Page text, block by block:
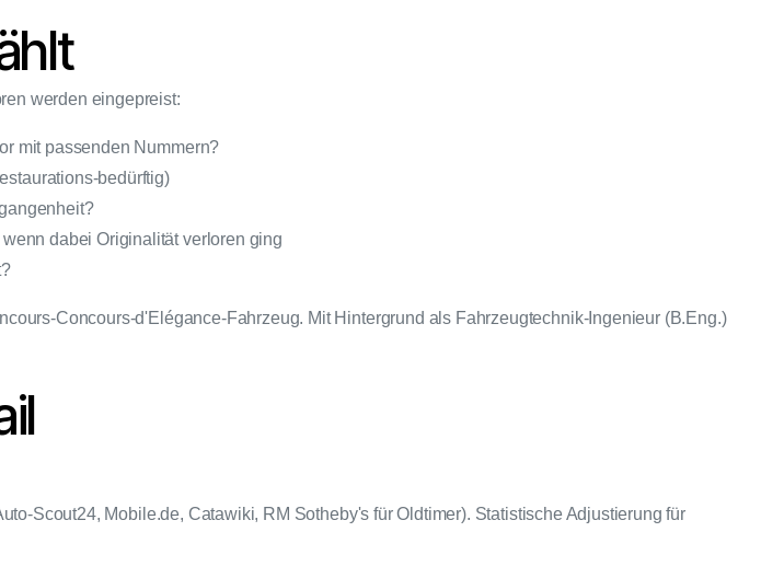
werden eingepreist:
mit passenden Nummern?
bedürftig)
dabei Originalität verloren ging
Concours-d'Elégance-Fahrzeug. Mit Hintergrund als Fahrzeugtechnik-Ingenieur (B.Eng.)
Scout24, Mobile.de, Catawiki, RM Sotheby's für Oldtimer). Statistische Adjustierung für